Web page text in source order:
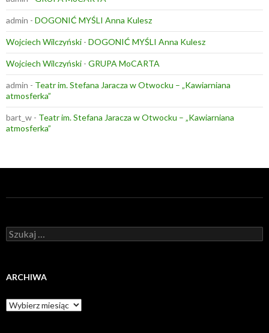
admin - DOGONIĆ MYŚLI Anna Kulesz
Wojciech Wilczyński - DOGONIĆ MYŚLI Anna Kulesz
Wojciech Wilczyński - GRUPA MoCARTA
admin - Teatr im. Stefana Jaracza w Otwocku – „Kawiarniana
atmosferka”
bart_w - Teatr im. Stefana Jaracza w Otwocku – „Kawiarniana
atmosferka”
Szukaj:
ARCHIWA
Archiwa